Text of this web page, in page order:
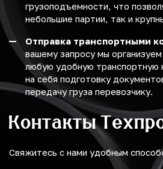
грузоподъемности, что
небольшие партии, так и
Отправка транспортными
вашему запросу мы
любую удобную
на себя подготовку
передачу груза перевозчику.
Контакты
Свяжитесь с нами удобным